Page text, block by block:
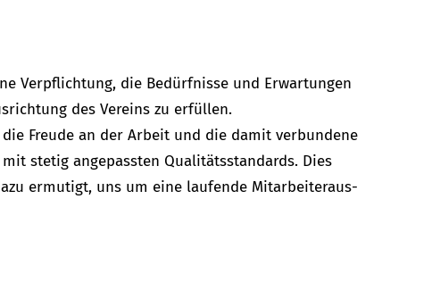
Verpflichtung, die Bedürfnisse und Erwartungen
des Vereins zu erfüllen.
Freude an der Arbeit und die damit verbundene
stetig angepassten Qualitätsstandards. Dies
ermutigt, uns um eine laufende Mitarbeiteraus-